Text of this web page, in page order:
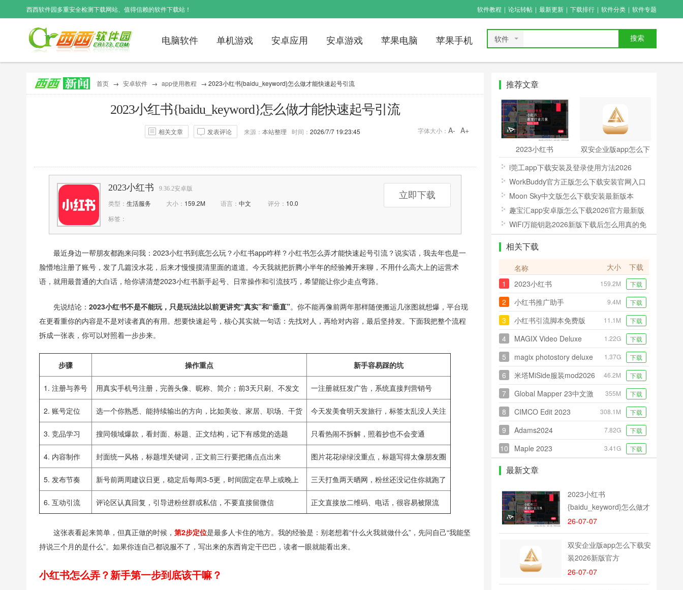
西西软件园多重安全检测下载网站、值得信赖的软件下载站！ 软件教程 | 论坛转帖 | 最新更新 | 下载排行 | 软件分类 | 软件专题
电脑软件 单机游戏 安卓应用 安卓游戏 苹果电脑 苹果手机 软件 搜索
首页 → 安卓软件 → app使用教程 → 2023小红书{baidu_keyword}怎么做才能快速起号引流
2023小红书{baidu_keyword}怎么做才能快速起号引流
相关文章 发表评论 来源： 本站整理 时间： 2026/7/7 19:23:45 字体大小： A- A+
资讯君 点击：31 评论：0次 标签： 2023小红书 小红书运营 小红书引流
2023小红书 9.36.2安卓版
类型： 生活服务 大小： 159.2M 语言： 中文 评分： 10.0
标签：
立即下载
最近身边一帮朋友都跑来问我：2023小红书到底怎么玩？小红书app咋样？小红书怎么弄才能快速起号引流？说实话，我去年也是一
脸懵地注册了账号，发了几篇没水花，后来才慢慢摸清里面的道道。今天我就把折腾小半年的经验摊开来聊，不用什么高大上的运营术
语，就用最普通的大白话，给你讲清楚2023小红书新手起号、日常操作和引流技巧，希望能让你少走点弯路。
先说结论： 2023小红书不是不能玩，只是玩法比以前更讲究“真实”和“垂直”。你不能再像前两年那样随便搬运几张图就想爆，平台现
在更看重你的内容是不是对读者真的有用。想要快速起号，核心其实就一句话：先找对人，再给对内容，最后坚持发。下面我把整个流程
拆成一张表，你可以对照着一步步来。
步骤 操作重点 新手容易踩的坑
1. 注册与养号 用真实手机号注册，完善头像、昵称、简介；前3天只刷、不发文 一注册就狂发广告，系统直接判营销号
2. 账号定位 选一个你熟悉、能持续输出的方向，比如美妆、家居、职场、干货 今天发美食明天发旅行，标签太乱没人关注
3. 竞品学习 搜同领域爆款，看封面、标题、正文结构，记下有感觉的选题 只看热闹不拆解，照着抄也不会变通
4. 内容制作 封面统一风格，标题埋关键词，正文前三行要把痛点点出来 图片花花绿绿没重点，标题写得太像朋友圈
5. 发布节奏 新号前两周建议日更，稳定后每周3-5更，时间固定在早上或晚上 三天打鱼两天晒网，粉丝还没记住你就跑了
6. 互动引流 评论区认真回复，引导进粉丝群或私信，不要直接留微信 正文直接放二维码、电话，很容易被限流
这张表看起来简单，但真正做的时候， 第2步定位是最多人卡住的地方。我的经验是：别老想着“什么火我就做什么”，先问自己“我能坚
持说三个月的是什么”。如果你连自己都说服不了，写出来的东西肯定干巴巴，读者一眼就能看出来。
小红书怎么弄？新手第一步到底该干嘛？
推荐文章
2023小红书
{baidu_keyword}怎么
做才能快速起号引流
双安企业版app怎么下
载安装2026新版官方
入口
i莞工app下载安装及登录使用方法2026
WorkBuddy官方正版怎么下载安装官网入口
2026Moon Sky中文版怎么下载安装最新版本
趣宝汇app安卓版怎么下载2026官方最新版
WiFi万能钥匙2026新版下载后怎么用真的免
相关下载
名称 大小
下载
1
2023小红书 159.2M 下载
2 小红书推广助手 9.4M 下载
3 小红书引流脚本免费版 11.1M 下载
4
MAGIX Video Deluxe
2026 Premium中文正式
版
1.22G 下载
5
magix photostory deluxe
2026中文激活版
1.37G 下载
6 米塔MiSide服装mod2026 46.2M 下载
7
Global Mapper 23中文激
活版
355M 下载
8 CIMCO Edit 2023 308.1M 下载
9 Adams2024 7.82G 下载
10 Maple 2023 3.41G 下载
最新文章
2023小红书
{baidu_keyword}怎么做才
能快
26-07-07
双安企业版app怎么下载安
装2026新版官方
26-07-07